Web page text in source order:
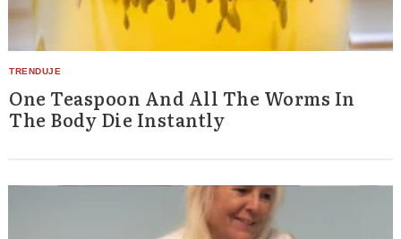
One Teaspoon And All The Worms In
The Body Die Instantly